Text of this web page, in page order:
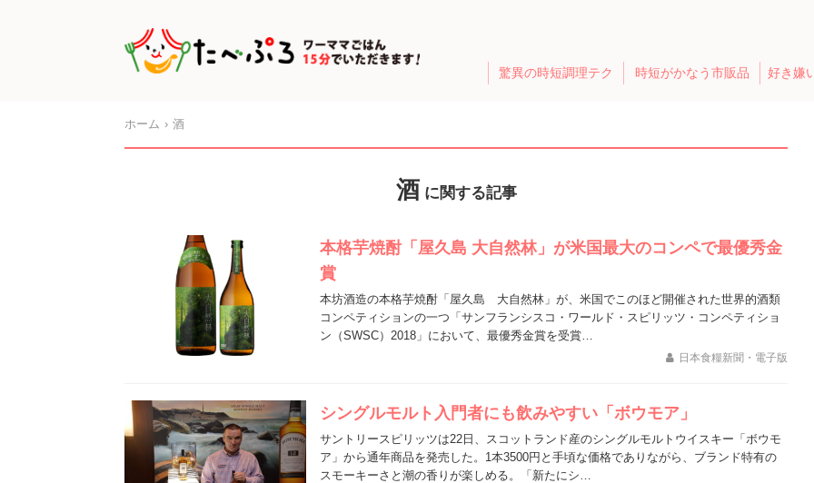
驚異の時短調理テク 時短がかなう市販品 好き嫌
ホーム 酒
酒 に関する記事
本格芋焼酎「屋久島 大自然林」が米国最大のコンペで最優秀金
賞
本坊酒造の本格芋焼酎「屋久島 大自然林」が、米国でこのほど開催された世界的酒類
コンペティションの一つ「サンフランシスコ・ワールド・スピリッツ・コンペティショ
ン（SWSC）2018」において、最優秀金賞を受賞…
日本食糧新聞・電子版
シングルモルト入門者にも飲みやすい「ボウモア」
サントリースピリッツは22日、スコットランド産のシングルモルトウイスキー「ボウモ
ア」から通年商品を発売した。1本3500円と手頃な価格でありながら、ブランド特有の
スモーキーさと潮の香りが楽しめる。「新たにシ…